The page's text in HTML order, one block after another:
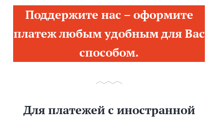
Поддержите нас – оформите
платеж любым удобным для Вас
способом.
Для платежей с иностранной